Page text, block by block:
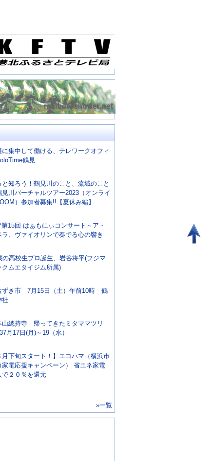
に集中して働ける、テレワークオフィ
鶴見
と知ろう！鶴見川のこと、流域のこと
見川バーチャルツアー2023（オンライ
）参加者募集!!【夏休み編】
第15回 はぁもにぃコンサート～ア・
ラ、ヴァイオリンで奏でる心の響き
の高校生プロ誕生、岩谷将平(フジマ
クムエタイジム所属)
ずき市 7月15日（土）午前10時 鶴
社
山總持寺 帰ってきたミタママツリ
月17日(月)～19（水）
月下旬スタート！】エコハマ（横浜市
家電応援キャンペーン） 省エネ家電
で２０％を還元
»一覧